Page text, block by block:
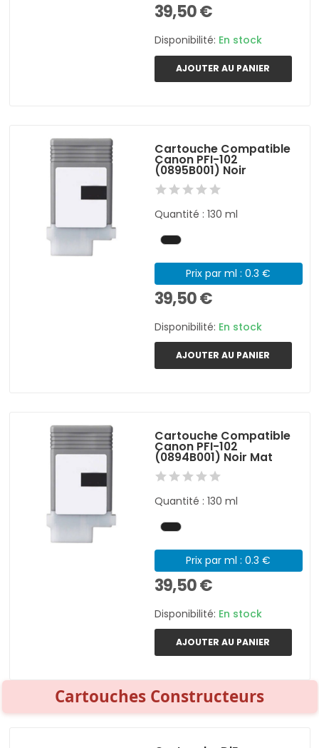
39,50 €
Disponibilité: En stock
AJOUTER AU PANIER
Cartouche Compatible
Canon PFI-102
(0895B001) Noir
Quantité : 130 ml
Prix par ml : 0.3 €
39,50 €
Disponibilité: En stock
AJOUTER AU PANIER
Cartouche Compatible
Canon PFI-102
(0894B001) Noir Mat
Quantité : 130 ml
Prix par ml : 0.3 €
39,50 €
Disponibilité: En stock
AJOUTER AU PANIER
Cartouches Constructeurs